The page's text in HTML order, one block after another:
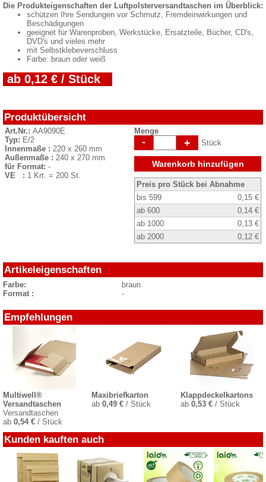
Die Produkteigenschaften der Luftpolsterversandtaschen im Überblick:
schützen Ihre Sendungen vor Schmutz, Fremdeinwirkungen und
Beschädigungen
geeignet für Warenproben, Werkstücke, Ersatzteile, Bücher, CD's,
DVD's und vieles mehr
mit Selbstklebeverschluss
Farbe: braun oder weiß
ab 0,12 € / Stück
Produktübersicht
Art.Nr.: AA9090E
Typ: E/2
Innenmaße : 220 x 260 mm
Außenmaße : 240 x 270 mm
für Format: -
VE : 1 Krt. = 200 St.
Menge
- + Stück
Warenkorb hinzufügen
Preis pro Stück bei Abnahme
bis 599
0,15 €
ab 600
0,14 €
ab 1000
0,13 €
ab 2000
0,12 €
Artikeleigenschaften
Farbe:
braun
Format :
-
Empfehlungen
Multiwell®
Versandtaschen
Versandtaschen
ab 0,54 € / Stück
Maxibriefkarton
ab0,49 € / Stück
Klappdeckelkartons
ab 0,53 €/ Stück
Kunden kauften auch